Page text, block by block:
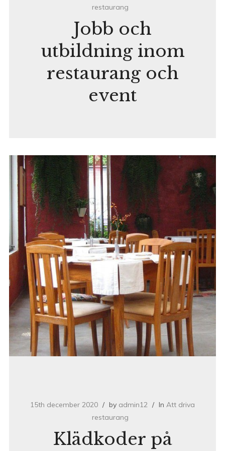
restaurang
Jobb och
utbildning inom
restaurang och
event
15th december 2020 by admin12 In Att driva
restaurang
Klädkoder på